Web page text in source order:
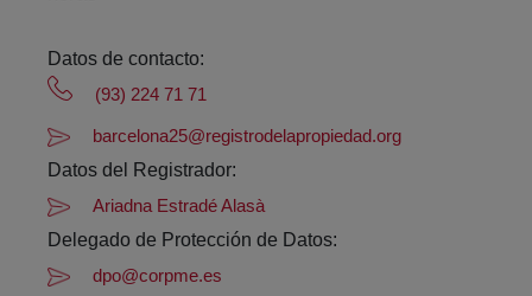
Datos de contacto:
(93) 224 71 71
barcelona25@registrodelapropiedad.org
Datos del Registrador:
Ariadna Estradé Alasà
Delegado de Protección de Datos:
dpo@corpme.es